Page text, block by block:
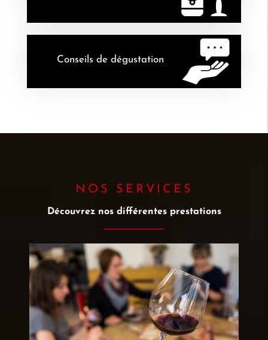
Conseils de dégustation
NOS SERVICES
Découvrez nos différentes prestations